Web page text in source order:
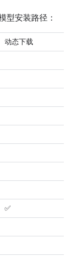
型安装路径：
动态下载
✅